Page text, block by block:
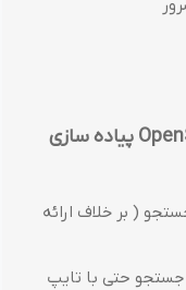
پیاده سازی
( بر خلاف ارائه
حتی با تایپ